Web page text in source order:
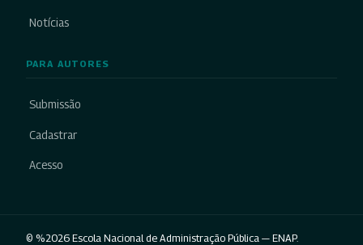
Notícias
PARA AUTORES
Submissão
Cadastrar
Acesso
© %2026 Escola Nacional de Administração Pública — ENAP.